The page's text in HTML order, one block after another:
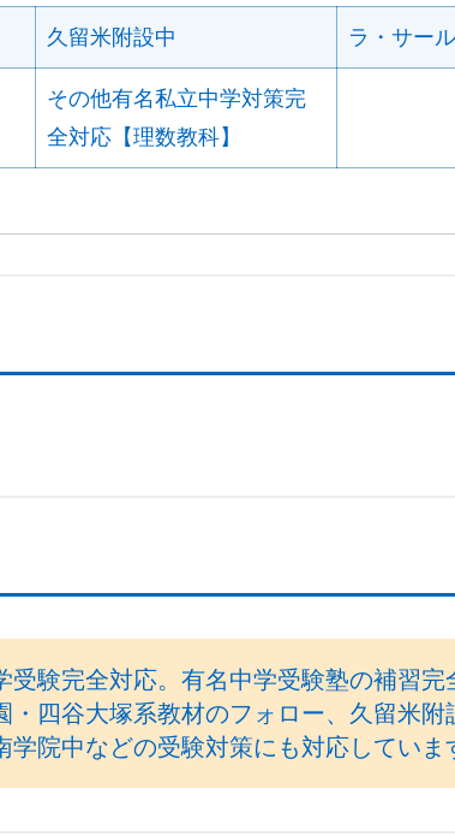
久留米附設中 ラ・サー
その他有名私立中学対策完
全対応【理数教科】
受験完全対応。有名中学受験塾の補習完
・四谷大塚系教材のフォロー、久留米附
学院中などの受験対策にも対応していま